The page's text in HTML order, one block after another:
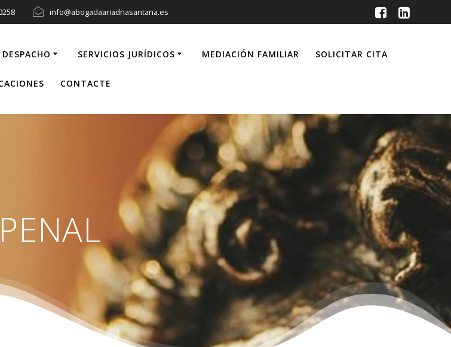
info@abogadaariadnasantana.es
SERVICIOS JURÍDICOS MEDIACIÓN FAMILIAR SOLICITAR CITA
CONTACTE
PENAL